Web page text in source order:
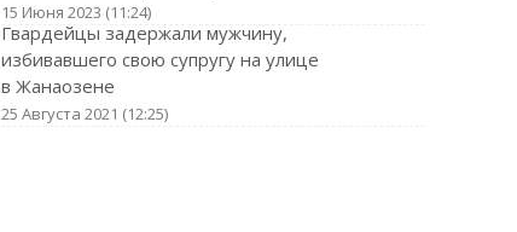
15 Июня 2023 (11:24)
Гвардейцы задержали мужчину,
избивавшего свою супругу на улице
в Жанаозене
25 Августа 2021 (12:25)